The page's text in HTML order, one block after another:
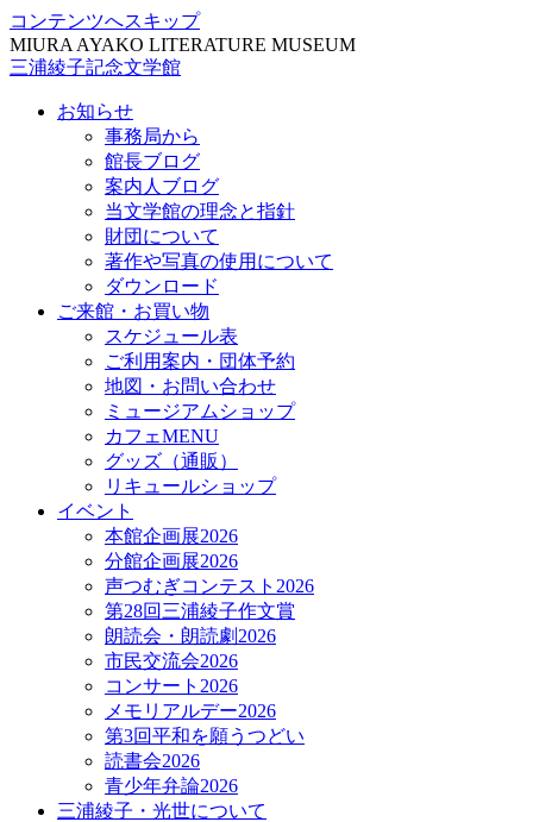
コンテンツへスキップ
MIURA AYAKO LITERATURE MUSEUM
三浦綾子記念文学館
お知らせ
事務局から
館長ブログ
案内人ブログ
当文学館の理念と指針
財団について
著作や写真の使用について
ダウンロード
ご来館・お買い物
スケジュール表
ご利用案内・団体予約
地図・お問い合わせ
ミュージアムショップ
カフェMENU
グッズ（通販）
リキュールショップ
イベント
本館企画展2026
分館企画展2026
声つむぎコンテスト2026
第28回三浦綾子作文賞
朗読会・朗読劇2026
市民交流会2026
コンサート2026
メモリアルデー2026
第3回平和を願うつどい
読書会2026
青少年弁論2026
三浦綾子・光世について